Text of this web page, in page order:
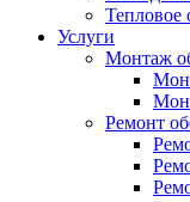
Тепловое
Услуги
Монтаж
Ремонт